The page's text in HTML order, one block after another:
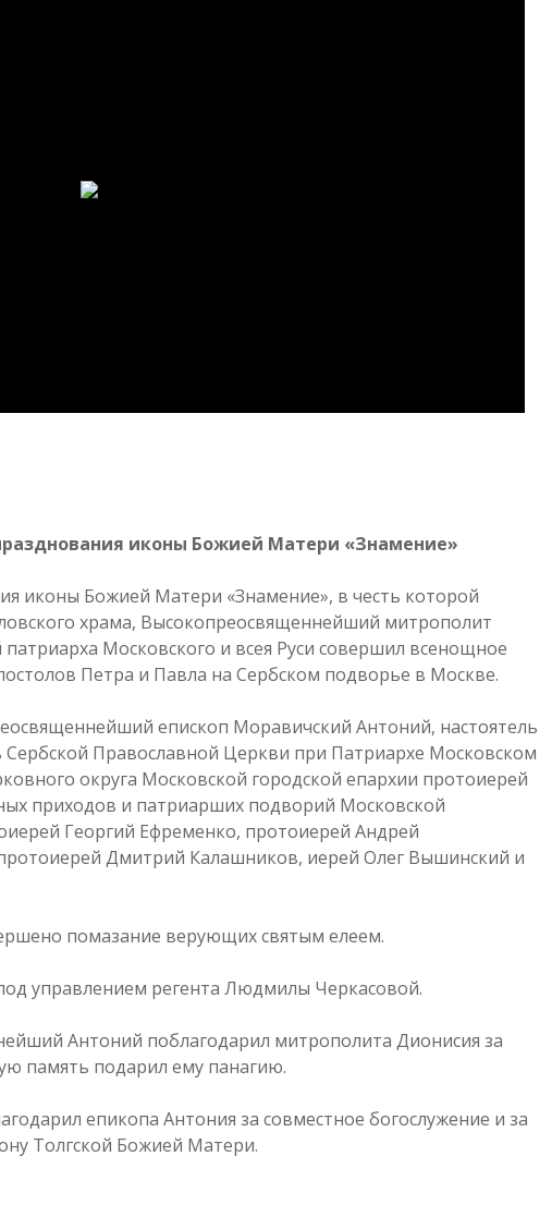
иконы Божией Матери «Знамение»
иконы Божией Матери «Знамение», в честь которой
храма, Высокопреосвященнейший митрополит
Московского и всея Руси совершил всенощное
Петра и Павла на Сербском подворье в Москве.
епископ Моравичский Антоний, настоятель
Сербской Православной Церкви при Патриархе Московском
округа Московской городской епархии протоиерей
приходов и патриарших подворий Московской
Георгий Ефременко, протоиерей Андрей
Дмитрий Калашников, иерей Олег Вышинский и
помазание верующих святым елеем.
управлением регента Людмилы Черкасовой.
Антоний поблагодарил митрополита Дионисия за
память подарил ему панагию.
епикопа Антония за совместное богослужение и за
Толгской Божией Матери.